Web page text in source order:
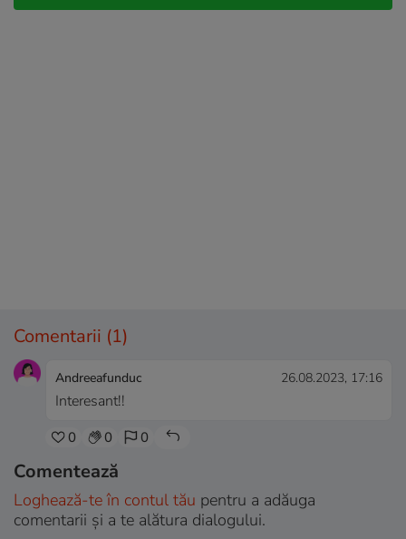
Comentarii (1)
Andreeafunduc 26.08.2023, 17:16
Interesant!!
0 0 0
Comentează
Loghează-te în contul tău pentru a adăuga
comentarii și a te alătura dialogului.